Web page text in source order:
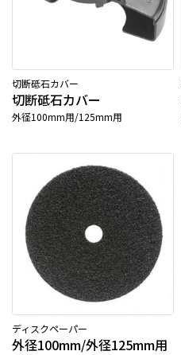
切断砥石カバー
切断砥石カバー
外径100mm用/125mm用
ディスクペーパー
外径100mm/外径125mm用